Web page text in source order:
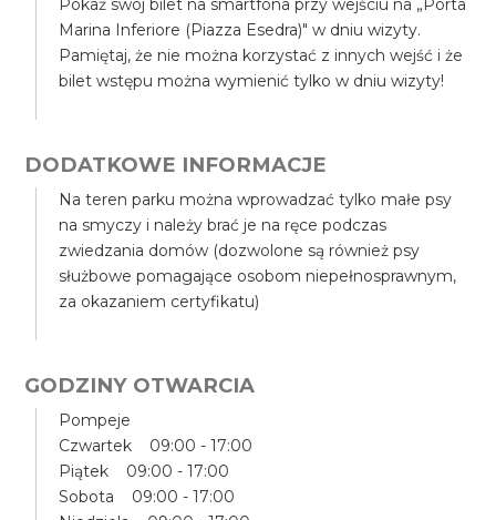
Pokaż swój bilet na smartfona przy wejściu na „Porta
Marina Inferiore (Piazza Esedra)" w dniu wizyty.
Pamiętaj, że nie można korzystać z innych wejść i że
bilet wstępu można wymienić tylko w dniu wizyty!
DODATKOWE INFORMACJE
Na teren parku można wprowadzać tylko małe psy
na smyczy i należy brać je na ręce podczas
zwiedzania domów (dozwolone są również psy
służbowe pomagające osobom niepełnosprawnym,
za okazaniem certyfikatu)
GODZINY OTWARCIA
Pompeje
Czwartek 09:00 - 17:00
Piątek 09:00 - 17:00
Sobota 09:00 - 17:00